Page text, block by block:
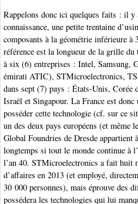
Rappelons donc ici quelques faits : il y
connaissance, une petite trentaine
composants à la géométrie inférieure à
référence est la longueur de la grille
à six (6) entreprises : Intel, Samsung,
émirati ATIC), STMicroelectronics,
dans sept (7) pays : États-Unis, Corée
Israël et Singapour. La France est donc
posséder cette technologie (cf. sur ce
un des deux pays européens (et même
Global Foundries de Dresde
longtemps si tout le monde continue à
l’an 40. STMicroelectronics a fait huit
d’affaires en 2013 (et employé,
30 000 personnes), mais éprouve des
possédera les technologies qui lui